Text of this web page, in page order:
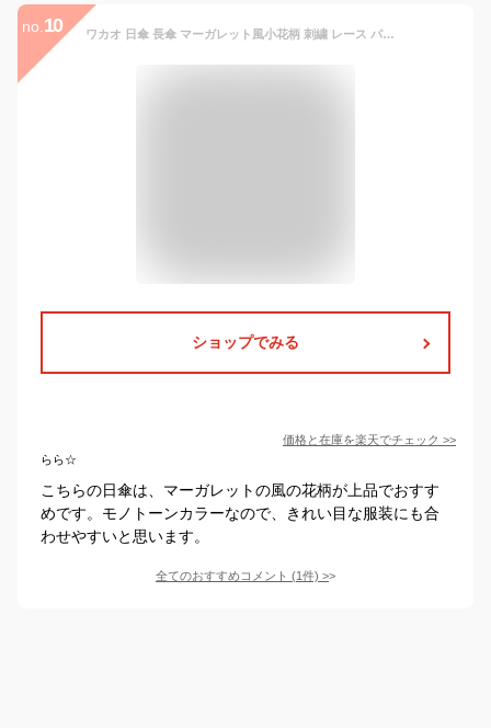
no. 10 ワカオ 日傘 長傘 マーガレット風小花柄 刺繍 レース パラソル ブラック 長日傘 かさ工房ワカオ 日本製 Tokyo Made WAKAO レディース 女 UVカット
ショップでみる
価格と在庫を楽天でチェック >>
らら☆
こちらの日傘は、マーガレットの風の花柄が上品でおすす
めです。モノトーンカラーなので、きれい目な服装にも合
わせやすいと思います。
全てのおすすめコメント (1件) >